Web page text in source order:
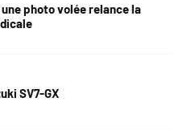
une photo volée relance la
SV7-GX